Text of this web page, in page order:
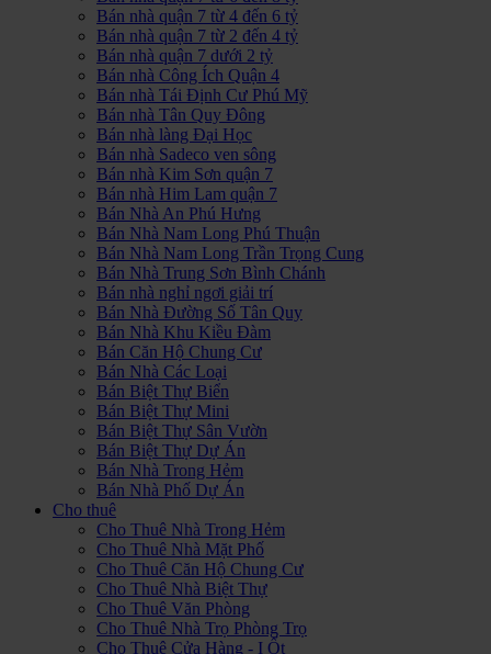
Bán nhà quận 7 từ 4 đến 6 tỷ
Bán nhà quận 7 từ 2 đến 4 tỷ
Bán nhà quận 7 dưới 2 tỷ
Bán nhà Công Ích Quận 4
Bán nhà Tái Định Cư Phú Mỹ
Bán nhà Tân Quy Đông
Bán nhà làng Đại Học
Bán nhà Sadeco ven sông
Bán nhà Kim Sơn quận 7
Bán nhà Him Lam quận 7
Bán Nhà An Phú Hưng
Bán Nhà Nam Long Phú Thuận
Bán Nhà Nam Long Trần Trọng Cung
Bán Nhà Trung Sơn Bình Chánh
Bán nhà nghỉ ngơi giải trí
Bán Nhà Đường Số Tân Quy
Bán Nhà Khu Kiều Đàm
Bán Căn Hộ Chung Cư
Bán Nhà Các Loại
Bán Biệt Thự Biển
Bán Biệt Thự Mini
Bán Biệt Thự Sân Vườn
Bán Biệt Thự Dự Án
Bán Nhà Trong Hẻm
Bán Nhà Phố Dự Án
Cho thuê
Cho Thuê Nhà Trong Hẻm
Cho Thuê Nhà Mặt Phố
Cho Thuê Căn Hộ Chung Cư
Cho Thuê Nhà Biệt Thự
Cho Thuê Văn Phòng
Cho Thuê Nhà Trọ Phòng Trọ
Cho Thuê Cửa Hàng - I Ốt